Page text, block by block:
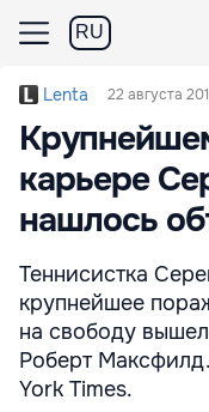
RU
Lenta 22 августа
карьере
нашлось
Теннисистка
крупнейшее
на свободу
Роберт
York Times.